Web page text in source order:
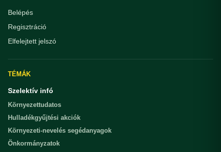
Belépés
Regisztráció
Elfelejtett jelszó
TÉMÁK
Szelektív infó
Környezettudatos
Hulladékgyűjtési akciók
Környezeti-nevelés segédanyagok
Önkormányzatok